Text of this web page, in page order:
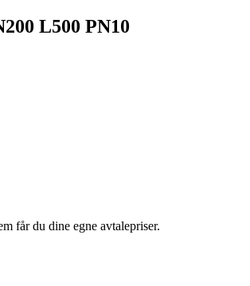
L500 PN10
får du dine egne avtalepriser.